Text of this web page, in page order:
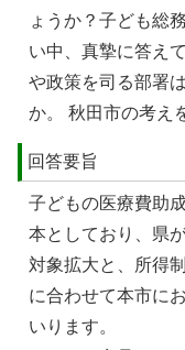
ょうか？⼦ども総
い中、真摯に答え
や政策を司る部署
か。 秋⽥市の考え
回答要旨
子どもの医療費助
本としており、県
対象拡大と、所得
に合わせて本市に
いります。